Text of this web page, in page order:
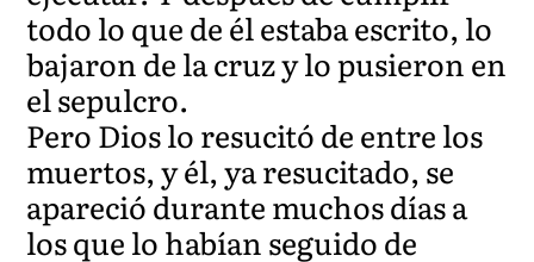
todo lo que de él estaba escrito, lo
bajaron de la cruz y lo pusieron en
el sepulcro.
Pero Dios lo resucitó de entre los
muertos, y él, ya resucitado, se
apareció durante muchos días a
los que lo habían seguido de